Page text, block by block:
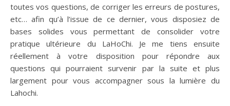
toutes vos questions, de corriger les erreurs de postures,
etc… afin qu’à l’issue de ce dernier, vous disposiez de
bases solides vous permettant de consolider votre
pratique ultérieure du LaHoChi. Je me tiens ensuite
réellement à votre disposition pour répondre aux
questions qui pourraient survenir par la suite et plus
largement pour vous accompagner sous la lumière du
Lahochi.